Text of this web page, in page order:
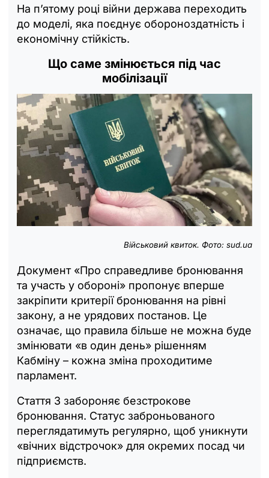
На п’ятому році війни держава переходить
до моделі, яка поєднує обороноздатність і
економічну стійкість.
Що саме змінюється під час
мобілізації
Військовий квиток. Фото: sud.ua
Документ «Про справедливе бронювання
та участь у обороні» пропонує вперше
закріпити критерії бронювання на рівні
закону, а не урядових постанов. Це
означає, що правила більше не можна буде
змінювати «в один день» рішенням
Кабміну – кожна зміна проходитиме
парламент.
Стаття 3 забороняє безстрокове
бронювання. Статус заброньованого
переглядатимуть регулярно, щоб уникнути
«вічних відстрочок» для окремих посад чи
підприємств.